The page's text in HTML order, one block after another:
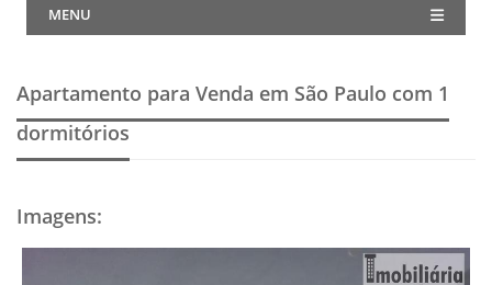
MENU
Apartamento para Venda em São Paulo com 1
dormitórios
Imagens: